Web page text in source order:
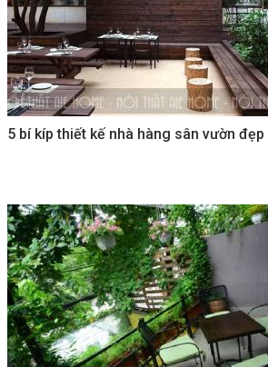
5 bí kíp thiết kế nhà hàng sân vườn